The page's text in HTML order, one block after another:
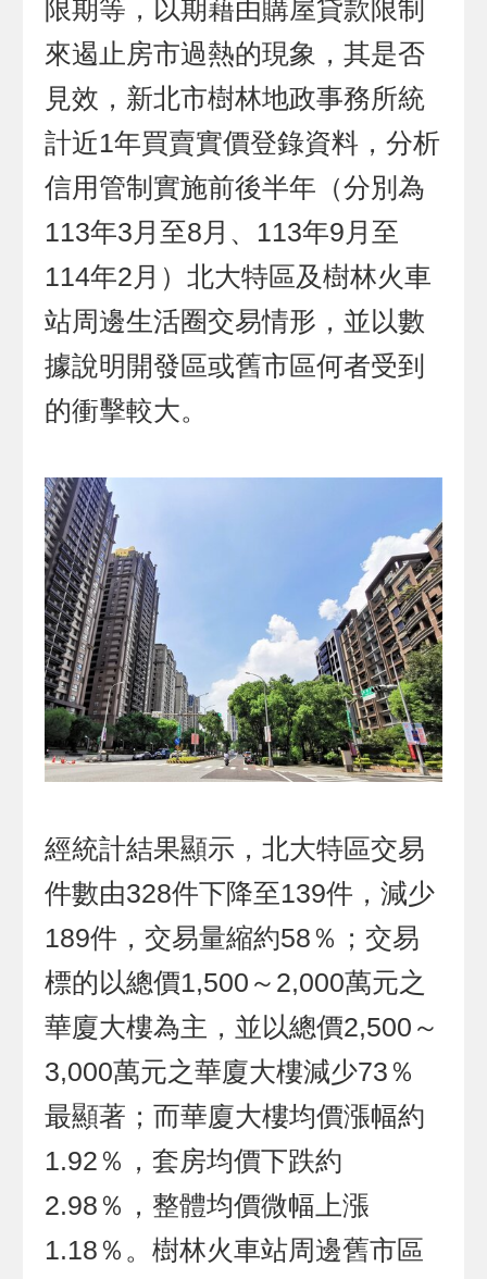
限期等，以期藉由購屋貸款限制
來遏止房市過熱的現象，其是否
見效，新北市樹林地政事務所統
計近1年買賣實價登錄資料，分析
信用管制實施前後半年（分別為
113年3月至8月、113年9月至
114年2月）北大特區及樹林火車
站周邊生活圈交易情形，並以數
據說明開發區或舊市區何者受到
的衝擊較大。
經統計結果顯示，北大特區交易
件數由328件下降至139件，減少
189件，交易量縮約58％；交易
標的以總價1,500～2,000萬元之
華廈大樓為主，並以總價2,500～
3,000萬元之華廈大樓減少73％
最顯著；而華廈大樓均價漲幅約
1.92％，套房均價下跌約
2.98％，整體均價微幅上漲
1.18％。樹林火車站周邊舊市區